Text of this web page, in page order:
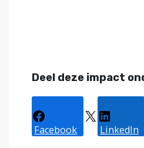
Deel deze impact
Facebook LinkedIn